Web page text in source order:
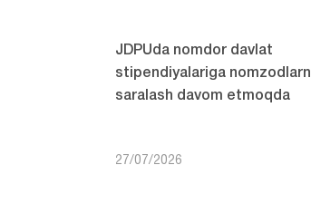
JDPUda nomdor davlat
stipendiyalariga nomzodlarni
saralash davom etmoqda
27/07/2026